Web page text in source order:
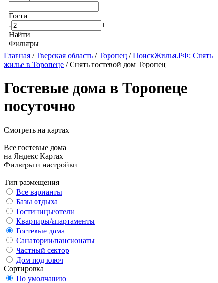
Гости
-
+
Найти
Фильтры
Главная /Тверская область /Торопец /ПоискЖилья.РФ: Снять
жилье в Торопеце / Снять гостевой дом Торопец
Гостевые дома в Торопеце
посуточно
Смотреть на картах
Все гостевые дома
на Яндекс Картах
Фильтры и настройки
Тип размещения
Все варианты
Базы отдыха
Гостиницы/отели
Квартиры/апартаменты
Гостевые дома
Санатории/пансионаты
Частный сектор
Дом под ключ
Сортировка
По умолчанию